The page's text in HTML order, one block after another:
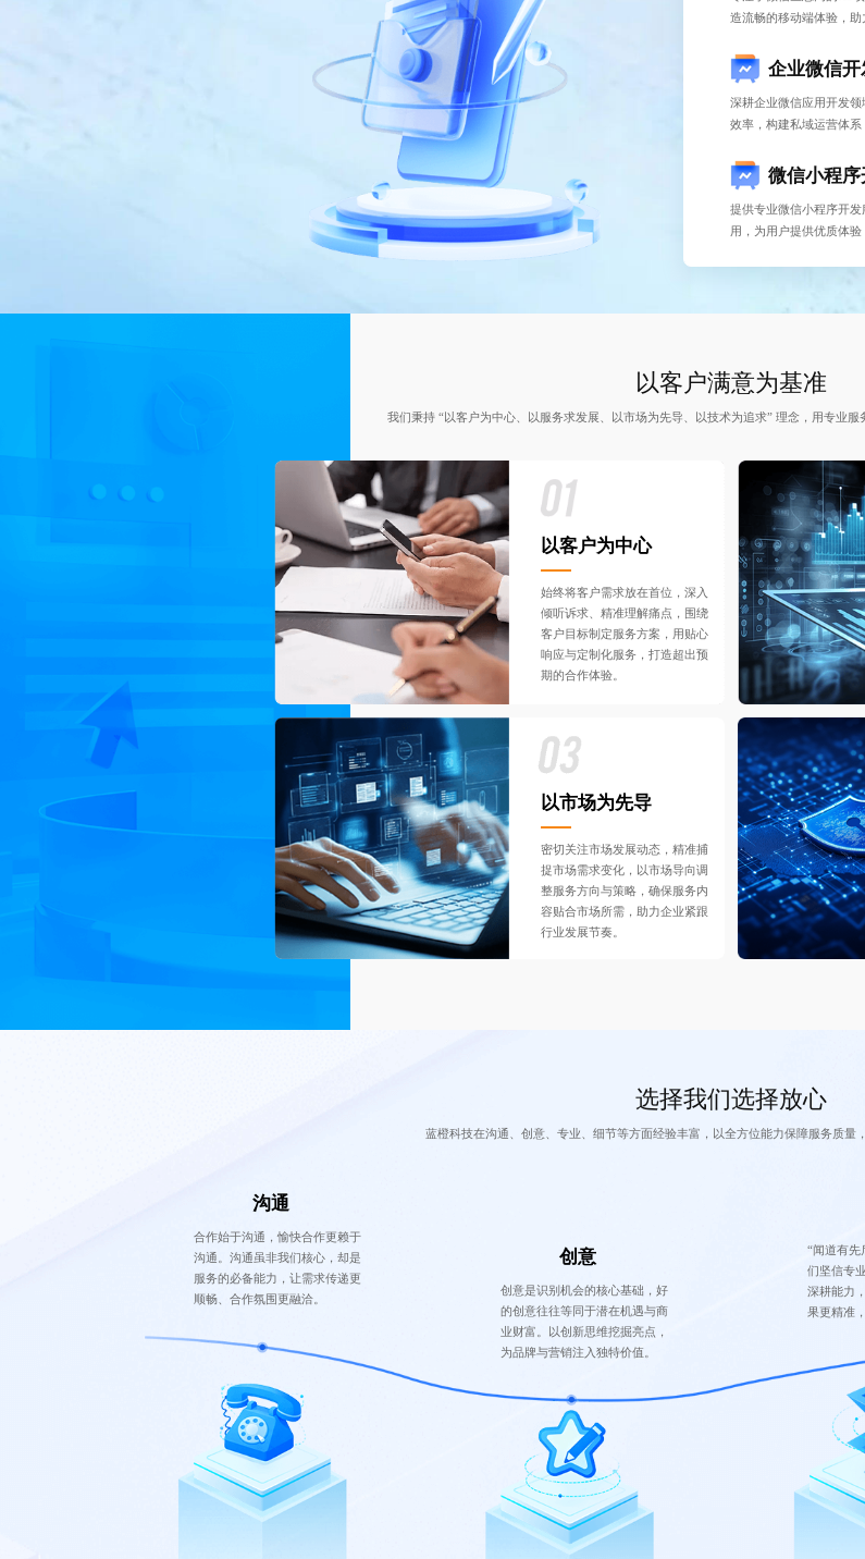
造流畅的移动端体验，助
企业微信开
深耕企业微信应用开发
效率，构建私域运营体系
微信小程序
提供专业微信小程序开
用，为用户提供优质体验
以客户满意为基准
我们秉持 “以客户为中心、以服务求发展、以市场为先导、以技术为追求” 理念，用专业
以客户为中心
始终将客户需求放在首位，深入
倾听诉求、精准理解痛点，围绕
客户目标制定服务方案，用贴心
响应与定制化服务，打造超出预
期的合作体验。
以市场为先导
密切关注市场发展动态，精准捕
捉市场需求变化，以市场导向调
整服务方向与策略，确保服务内
容贴合市场所需，助力企业紧跟
行业发展节奏。
选择我们选择放心
蓝橙科技在沟通、创意、专业、细节等方面经验丰富，以全方位能力保障服务质量
沟通
合作始于沟通，愉快合作更赖于
沟通。沟通虽非我们核心，却是
服务的必备能力，让需求传递更
顺畅、合作氛围更融洽。
创意
创意是识别机会的核心基础，好
的创意往往等同于潜在机遇与商
业财富。以创新思维挖掘亮点，
为品牌与营销注入独特价值。
“闻道有先
们坚信专
深耕能力
果更精准